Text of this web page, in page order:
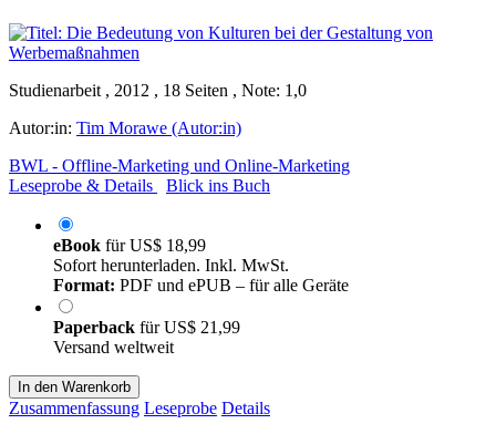
Studienarbeit , 2012 , 18 Seiten , Note: 1,0
Autor:in: Tim Morawe (Autor:in)
BWL - Offline-Marketing und Online-Marketing
Leseprobe & Details
Blick ins Buch
eBook fürUS$ 18,99
Sofort herunterladen. Inkl. MwSt.
Format: PDF und ePUB – für alle Geräte
Paperback fürUS$ 21,99
Versand weltweit
In den Warenkorb
Zusammenfassung Leseprobe Details